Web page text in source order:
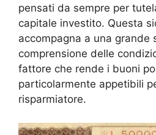
pensati da sempre per
capitale investito. Questa
accompagna a una grande
comprensione delle
fattore che rende i buoni
particolarmente appetibili
risparmiatore.